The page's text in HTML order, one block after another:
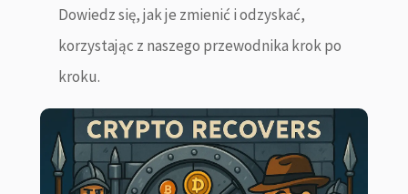
Dowiedz się, jak je zmienić i odzyskać,
korzystając z naszego przewodnika krok po
kroku.